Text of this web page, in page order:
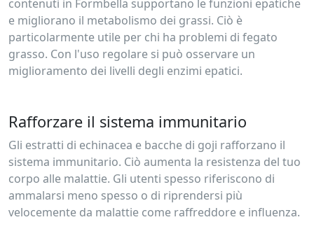
contenuti in Formbella supportano le funzioni epatiche
e migliorano il metabolismo dei grassi. Ciò è
particolarmente utile per chi ha problemi di fegato
grasso. Con l'uso regolare si può osservare un
miglioramento dei livelli degli enzimi epatici.
Rafforzare il sistema immunitario
Gli estratti di echinacea e bacche di goji rafforzano il
sistema immunitario. Ciò aumenta la resistenza del tuo
corpo alle malattie. Gli utenti spesso riferiscono di
ammalarsi meno spesso o di riprendersi più
velocemente da malattie come raffreddore e influenza.